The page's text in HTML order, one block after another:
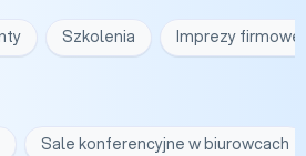
Szkolenia Imprezy firmowe
Sale konferencyjne w biurowcach